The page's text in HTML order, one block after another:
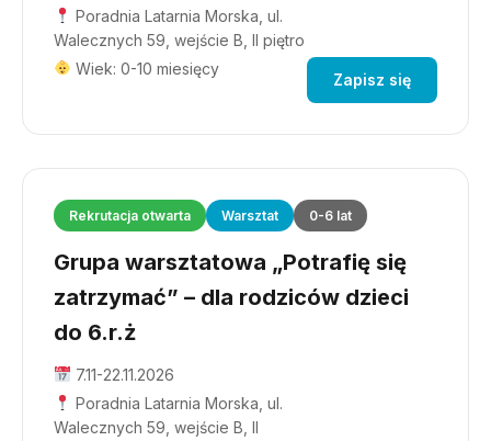
Poradnia Latarnia Morska, ul.
Walecznych 59, wejście B, II piętro
Wiek: 0-10 miesięcy
Zapisz się
Rekrutacja otwarta Warsztat 0-6 lat
Grupa warsztatowa „Potrafię się
zatrzymać” – dla rodziców dzieci
do 6.r.ż
7.11-22.11.2026
Poradnia Latarnia Morska, ul.
Walecznych 59, wejście B, II